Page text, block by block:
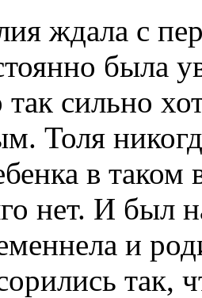
ждала с
была
так сильно
Толя
в
нет. И был
и
так,